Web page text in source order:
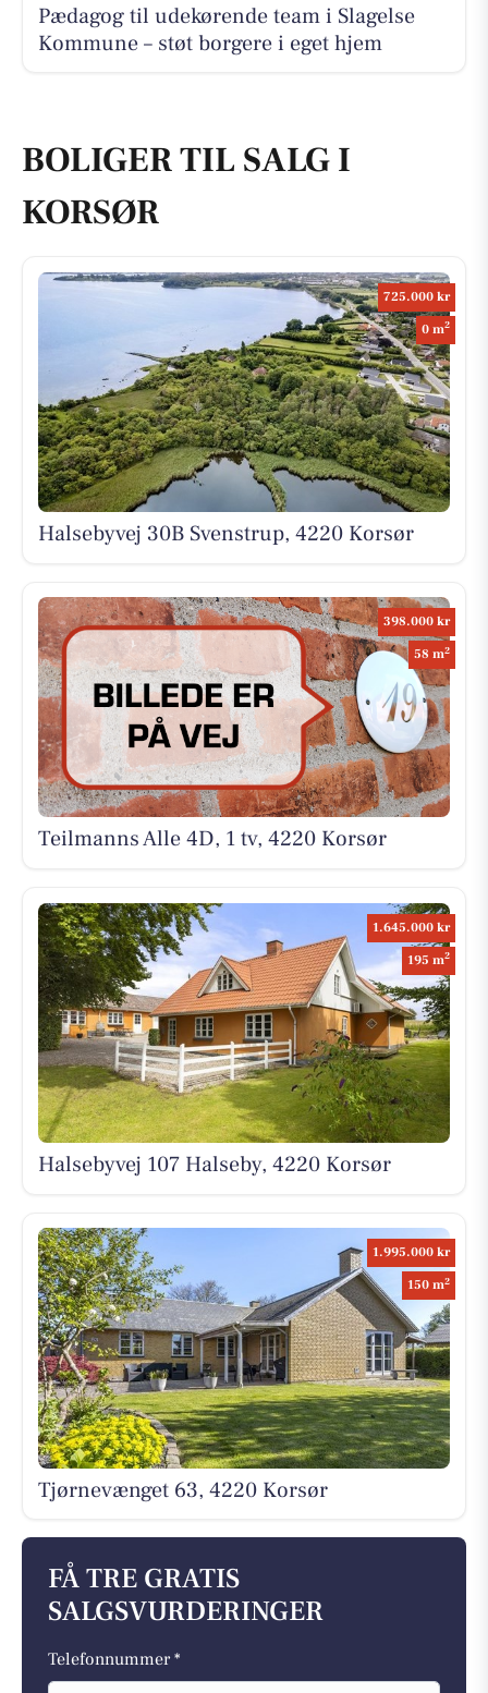
Pædagog til udekørende team i Slagelse
Kommune – støt borgere i eget hjem
BOLIGER TIL SALG I
KORSØR
725.000 kr
0 m2
Halsebyvej 30B Svenstrup, 4220 Korsør
398.000 kr
58 m2
Teilmanns Alle 4D, 1 tv, 4220 Korsør
1.645.000 kr
195 m2
Halsebyvej 107 Halseby, 4220 Korsør
1.995.000 kr
150 m2
Tjørnevænget 63, 4220 Korsør
FÅ TRE GRATIS
SALGSVURDERINGER
Telefonnummer *